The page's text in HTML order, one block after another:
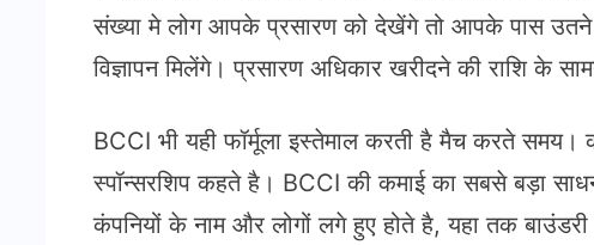
संख्या मे लोग आपके प्रसारण को देखेंगे तो आपके पास उतने
विज्ञापन मिलेंगे। प्रसारण अधिकार खरीदने की राशि के
BCCI भी यही फॉर्मूला इस्तेमाल करती है मैच करते
स्पॉन्सरशिप कहते है। BCCI की कमाई का सबसे बड़ा
कंपनियों के नाम और लोगों लगे हुए होते है, यहा तक बाउंडरी